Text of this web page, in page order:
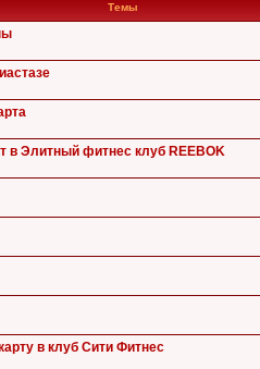
Темы
в Элитный фитнес клуб REEBOK
в клуб Сити Фитнес